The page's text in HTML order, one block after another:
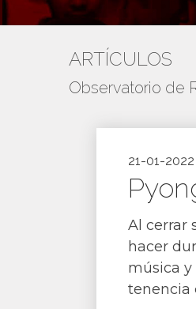
ARTÍCULOS
Observatorio de
21-01-2022
Al cerrar
hacer
música y
tenencia